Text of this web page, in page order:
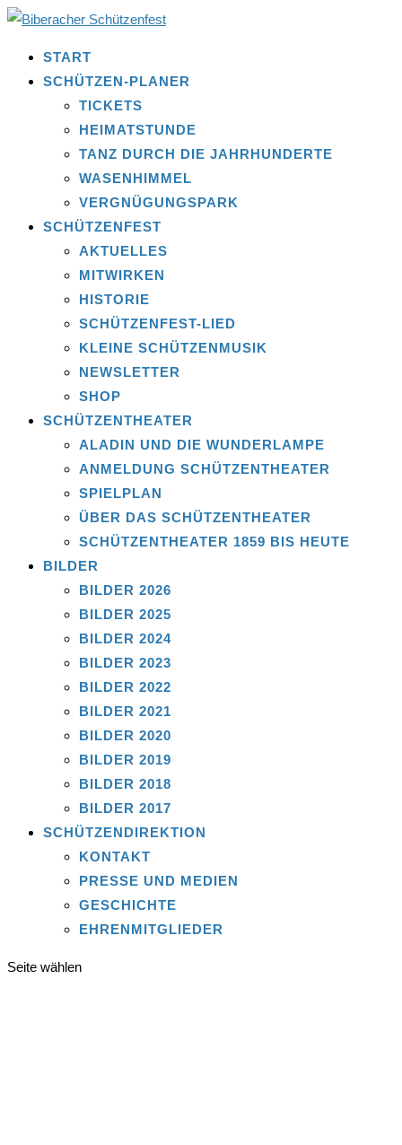
START
SCHÜTZEN-PLANER
TICKETS
HEIMATSTUNDE
TANZ DURCH DIE JAHRHUNDERTE
WASENHIMMEL
VERGNÜGUNGSPARK
SCHÜTZENFEST
AKTUELLES
MITWIRKEN
HISTORIE
SCHÜTZENFEST-LIED
KLEINE SCHÜTZENMUSIK
NEWSLETTER
SHOP
SCHÜTZENTHEATER
ALADIN UND DIE WUNDERLAMPE
ANMELDUNG SCHÜTZENTHEATER
SPIELPLAN
ÜBER DAS SCHÜTZENTHEATER
SCHÜTZENTHEATER 1859 BIS HEUTE
BILDER
BILDER 2026
BILDER 2025
BILDER 2024
BILDER 2023
BILDER 2022
BILDER 2021
BILDER 2020
BILDER 2019
BILDER 2018
BILDER 2017
SCHÜTZENDIREKTION
KONTAKT
PRESSE UND MEDIEN
GESCHICHTE
EHRENMITGLIEDER
Seite wählen